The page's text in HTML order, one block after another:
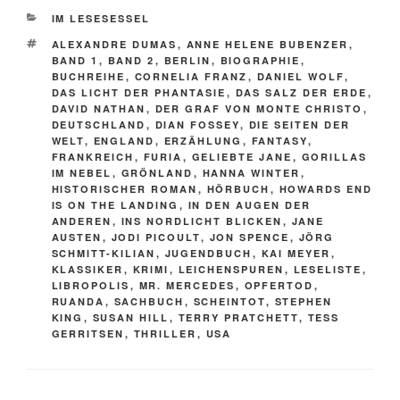
KATEGORIEN
IM LESESESSEL
SCHLAGWÖRTER
ALEXANDRE DUMAS , ANNE HELENE BUBENZER ,
BAND 1 , BAND 2 , BERLIN , BIOGRAPHIE ,
BUCHREIHE , CORNELIA FRANZ , DANIEL WOLF,
DAS LICHT DER PHANTASIE , DAS SALZ DER ERDE ,
DAVID NATHAN , DER GRAF VON MONTE CHRISTO ,
DEUTSCHLAND , DIAN FOSSEY, DIE SEITEN DER
WELT, ENGLAND , ERZÄHLUNG , FANTASY,
FRANKREICH , FURIA , GELIEBTE JANE , GORILLAS
IM NEBEL , GRÖNLAND , HANNA WINTER ,
HISTORISCHER ROMAN , HÖRBUCH , HOWARDS END
IS ON THE LANDING , IN DEN AUGEN DER
ANDEREN , INS NORDLICHT BLICKEN , JANE
AUSTEN , JODI PICOULT, JON SPENCE , JÖRG
SCHMITT-KILIAN , JUGENDBUCH , KAI MEYER ,
KLASSIKER , KRIMI , LEICHENSPUREN , LESELISTE ,
LIBROPOLIS , MR. MERCEDES , OPFERTOD ,
RUANDA , SACHBUCH , SCHEINTOT, STEPHEN
KING , SUSAN HILL , TERRY PRATCHETT, TESS
GERRITSEN , THRILLER , USA